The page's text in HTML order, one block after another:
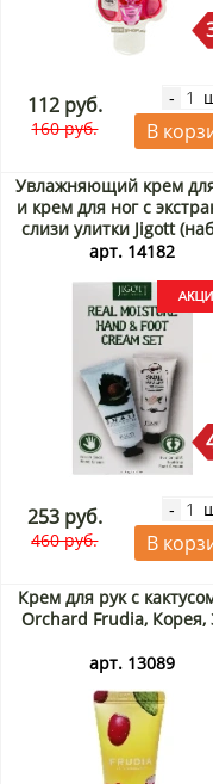
112 руб.
160 руб.
-
В
Увлажняющий крем
и крем для ног с
слизи улитки Jigott
Корея Акция
арт. 14182
253 руб.
460 руб.
-
В
Крем для рук с
Orchard Frudia, Корея,
арт. 13089